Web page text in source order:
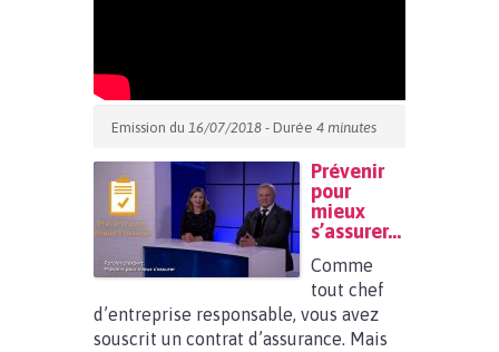
Emission du 16/07/2018 - Durée 4 minutes
Prévenir
pour
mieux
s’assurer…
Comme
tout chef
d’entreprise responsable, vous avez
souscrit un contrat d’assurance. Mais